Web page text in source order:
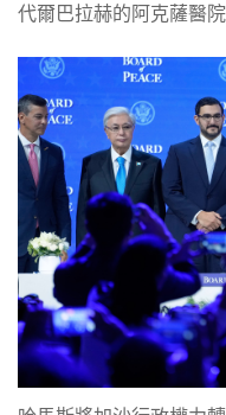
代爾巴拉赫的阿克薩醫